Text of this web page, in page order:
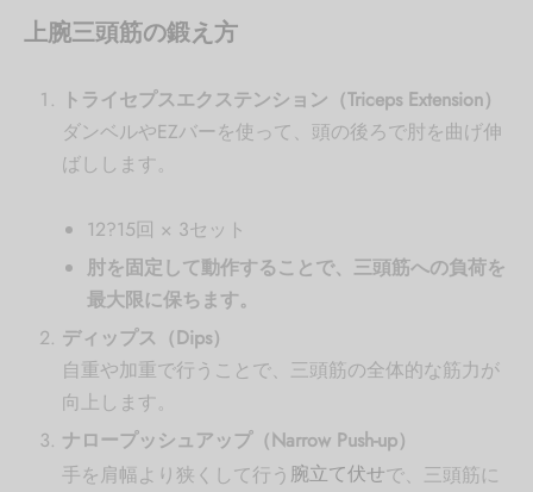
上腕三頭筋の鍛え方
トライセプスエクステンション（Triceps Extension）
ダンベルやEZバーを使って、頭の後ろで肘を曲げ伸
ばしします。
12?15回 × 3セット
肘を固定して動作することで、三頭筋への負荷を
最大限に保ちます。
ディップス（Dips）
自重や加重で行うことで、三頭筋の全体的な筋力が
向上します。
ナロープッシュアップ（Narrow Push-up）
手を肩幅より狭くして行う 腕立て伏せで、三頭筋に